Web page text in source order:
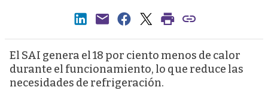
El SAI genera el 18 por ciento menos de calor
durante el funcionamiento, lo que reduce las
necesidades de refrigeración.